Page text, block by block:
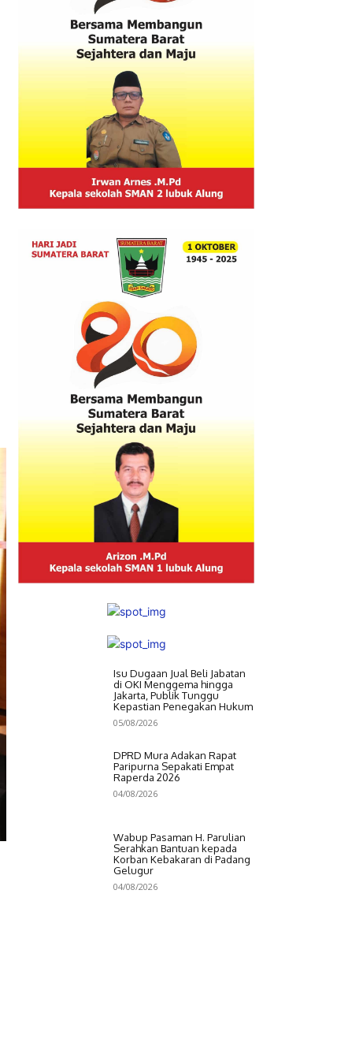
Isu Dugaan Jual Beli Jabatan
di OKI Menggema hingga
Jakarta, Publik Tunggu
Kepastian Penegakan Hukum
05/08/2026
DPRD Mura Adakan Rapat
Paripurna Sepakati Empat
Raperda 2026
04/08/2026
Wabup Pasaman H. Parulian
Serahkan Bantuan kepada
Korban Kebakaran di Padang
Gelugur
04/08/2026